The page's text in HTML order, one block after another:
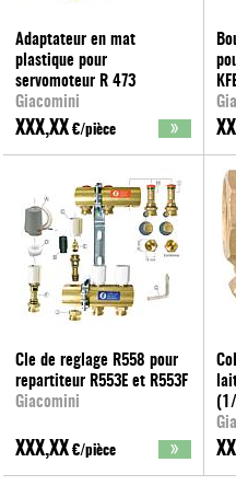
Adaptateur en mat
plastique pour
servomoteur R 473
Giacomini
XXX,XX €/pièce
Cle de reglage R558 pour
repartiteur R553E et R553F
Giacomini
XXX,XX €/pièce